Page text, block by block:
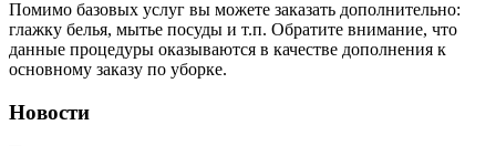
Помимо базовых услуг вы можете заказать дополнительно:
глажку белья, мытье посуды и т.п. Обратите внимание, что
данные процедуры оказываются в качестве дополнения к
основному заказу по уборке.
Новости